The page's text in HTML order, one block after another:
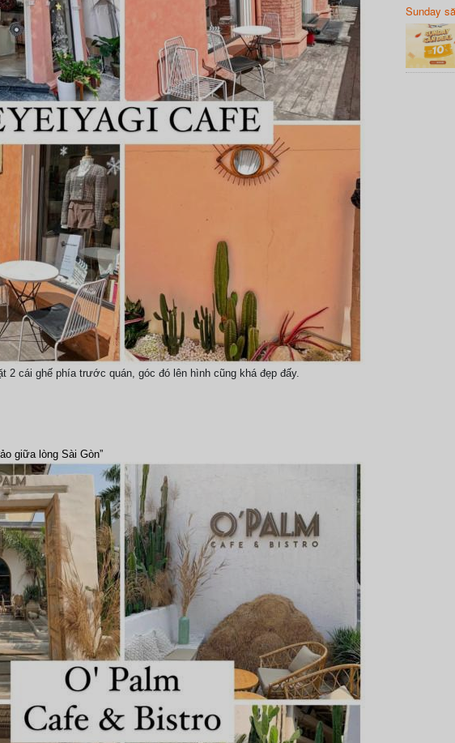
2 cái ghế phía trước quán, góc đó lên hình cũng khá đẹp đấy.
giữa lòng Sài Gòn”
Sunday